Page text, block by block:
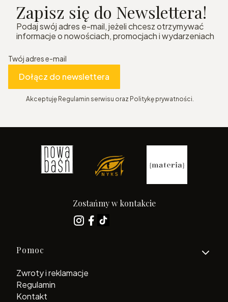
Zapisz się do Newslettera!
Podaj swój adres e-mail, jeżeli chcesz otrzymywać
informacje o nowościach, promocjach i wydarzeniach
Twój adres e-mail
Dołącz do newslettera
Akceptuję Regulamin serwisu oraz Politykę prywatności.
Zostańmy w kontakcie
Linki w stopce
Pomoc
Zwroty i reklamacje
Regulamin
Kontakt